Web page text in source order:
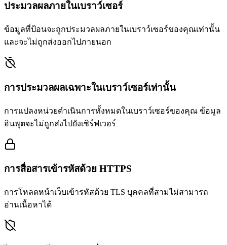
ประมวลผลภายในเบราว์เซอร์
ข้อมูลที่ป้อนจะถูกประมวลผลภายในเบราว์เซอร์ของคุณเท่านั้น
และจะไม่ถูกส่งออกไปภายนอก
การประมวลผลเฉพาะในเบราว์เซอร์เท่านั้น
การแปลงหน่วยดำเนินการทั้งหมดในเบราว์เซอร์ของคุณ ข้อมูล
อินพุตจะไม่ถูกส่งไปยังเซิร์ฟเวอร์
การสื่อสารเข้ารหัสด้วย HTTPS
การโหลดหน้าเว็บเข้ารหัสด้วย TLS บุคคลที่สามไม่สามารถ
อ่านเนื้อหาได้